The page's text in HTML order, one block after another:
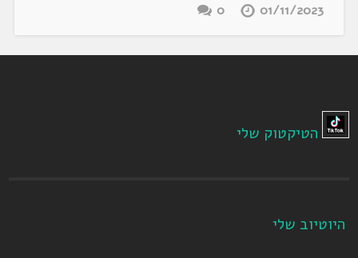
01/11/2023
0
הטיקטוק שלי
היוטיוב שלי